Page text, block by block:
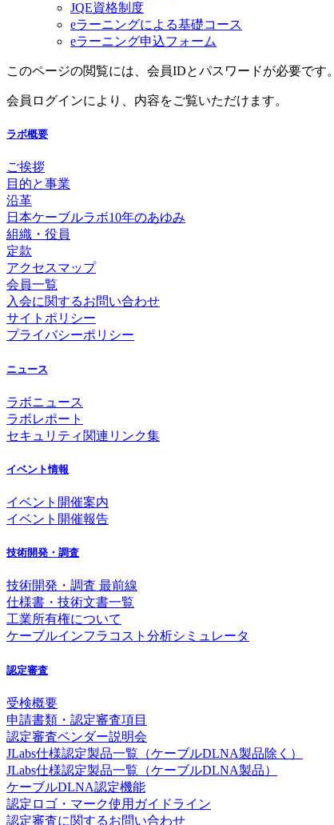
JQE資格制度
eラーニングによる基礎コース
eラーニング申込フォーム
このページの閲覧には、会員IDとパスワードが必要です。
会員ログインにより、内容をご覧いただけます。
ラボ概要
ご挨拶
目的と事業
沿革
日本ケーブルラボ10年のあゆみ
組織・役員
定款
アクセスマップ
会員一覧
入会に関するお問い合わせ
サイトポリシー
プライバシーポリシー
ニュース
ラボニュース
ラボレポート
セキュリティ関連リンク集
イベント情報
イベント開催案内
イベント開催報告
技術開発・調査
技術開発・調査 最前線
仕様書・技術文書一覧
工業所有権について
ケーブルインフラコスト分析シミュレータ
認定審査
受検概要
申請書類・認定審査項目
認定審査ベンダー説明会
JLabs仕様認定製品一覧（ケーブルDLNA製品除く）
JLabs仕様認定製品一覧（ケーブルDLNA製品）
ケーブルDLNA認定機能
認定ロゴ・マーク使用ガイドライン
認定審査に関するお問い合わせ